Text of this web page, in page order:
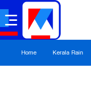
Home Kerala Rain